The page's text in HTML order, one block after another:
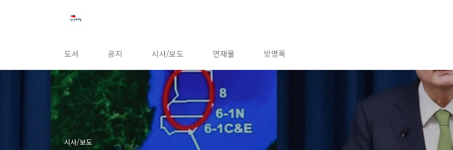
도서 공지 시사/보도 연재물 방명록
시사/보도